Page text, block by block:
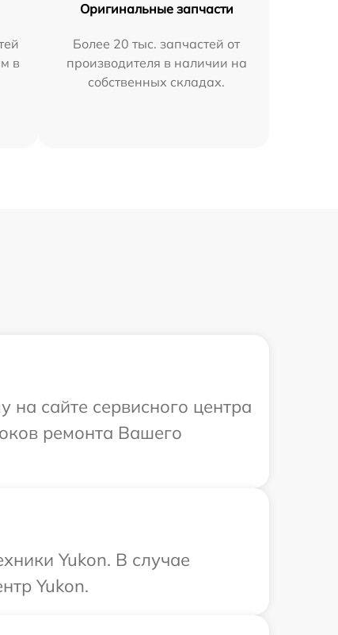
в
Оригинальные запчасти
Более 20 тыс. запчастей от
производителя в наличии на
собственных складах.
сайте сервисного центра
ремонта Вашего
Yukon. В случае
Yukon.